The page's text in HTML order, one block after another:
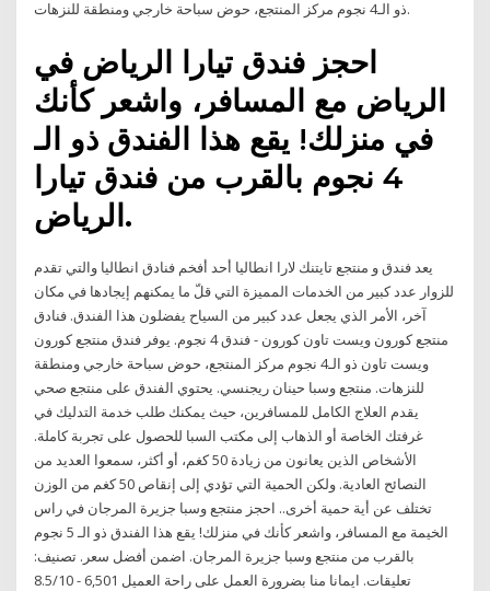
ذو الـ4 نجوم مركز المنتجع، حوض سباحة خارجي ومنطقة للنزهات.
احجز فندق تيارا الرياض في
الرياض مع المسافر، واشعر كأنك
في منزلك! يقع هذا الفندق ذو الـ
4 نجوم بالقرب من فندق تيارا
الرياض.
يعد فندق و منتجع تايتنك لارا انطاليا أحد أفخم فنادق انطاليا والتي تقدم
للزوار عدد كبير من الخدمات المميزة التي قلّ ما يمكنهم إيجادها في مكان
آخر، الأمر الذي يجعل عدد كبير من السياح يفضلون هذا الفندق. فنادق
منتجع كورون ويست تاون كورون - فندق 4 نجوم. يوفر فندق منتجع كورون
ويست تاون ذو الـ4 نجوم مركز المنتجع، حوض سباحة خارجي ومنطقة
للنزهات. منتجع وسبا حينان ريجنسي. يحتوي الفندق على منتجع صحي
يقدم العلاج الكامل للمسافرين، حيث يمكنك طلب خدمة التدليك في
غرفتك الخاصة أو الذهاب إلى مكتب السبا للحصول على تجربة كاملة.
الأشخاص الذين يعانون من زيادة 50 كغم، أو أكثر، سمعوا العديد من
النصائح العادية. ولكن الحمية التي تؤدي إلى إنقاص 50 كغم من الوزن
تختلف عن أية حمية أخرى.. احجز منتجع وسبا جزيرة المرجان في راس
الخيمة مع المسافر، واشعر كأنك في منزلك! يقع هذا الفندق ذو الـ 5 نجوم
بالقرب من منتجع وسبا جزيرة المرجان. اضمن أفضل سعر. تصنيف:
8.5/10 - ‎6,501 تعليقات. ايمانا منا بضرورة العمل على راحة العميل